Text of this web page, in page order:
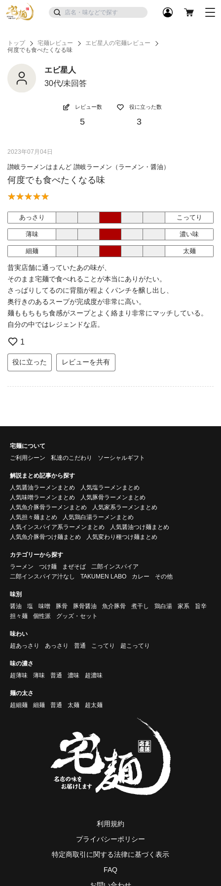
トップ 宅麺レビュー
エビ星人の宅麺レビュー
何度でも食べたくなる味
エビ星人
30代/未回答
レビュー数
5
役に立った数
3
2023年07月04日
讃岐ラーメンはまんど 讃岐ラーメン（ラーメン・醤油）
何度でも食べたくなる味
あっさり こってり
薄味 濃い味
細麺 太麺
昔実店舗に通っていたあの味が、
そのまま宅麺で食べれることが本当にありがたい。
さっぱりしてるのに背脂が程よくパンチを醸し出し、
奥行きのあるスープが完成度が非常に高い。
麺ももちもち食感がスープとよく絡まり非常にマッチしている。
自分の中ではレジェンドな店。
1
役に立った レビューを共有
宅麺について
ご利用シーン
私達のこだわり ソーシャルギフト
解説まとめ記事から探す
人気醤油ラーメンまとめ
人気塩ラーメンまとめ
人気味噌ラーメンまとめ
人気豚骨ラーメンまとめ
人気魚介豚骨ラーメンまとめ
人気家系ラーメンまとめ
人気担々麺まとめ
人気鶏白湯ラーメンまとめ
人気インスパイア系ラーメンまとめ
人気醤油つけ麺まとめ
人気魚介豚骨つけ麺まとめ
人気変わり種つけ麺まとめ
カテゴリーから探す
ラーメン
つけ麺 まぜそば
二郎インスパイア
二郎インスパイア汁なし
TAKUMEN LABO カレー その他
味別
醤油
塩 味噌 豚骨 豚骨醤油 魚介豚骨 煮干し 鶏白湯 家系
旨辛
担々麺
個性派 グッズ・セット
味わい
超あっさり
あっさり 普通 こってり 超こってり
味の濃さ
超薄味
薄味 普通 濃味 超濃味
麺の太さ
超細麺
細麺 普通 太麺 超太麺
利用規約
プライバシーポリシー
特定商取引に関する法律に基づく表示
FAQ